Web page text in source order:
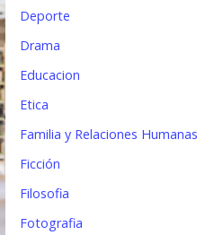
Deporte
Drama
Educacion
Etica
Familia y Relaciones Humanas
Ficción
Filosofia
Fotografia